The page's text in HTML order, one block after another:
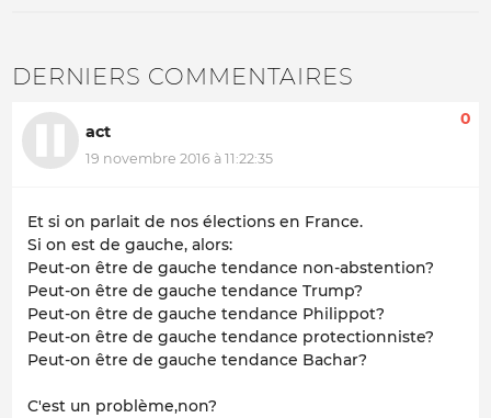
DERNIERS COMMENTAIRES
act
19 novembre 2016 à 11:22:35
0
Et si on parlait de nos élections en France.
Si on est de gauche, alors:
Peut-on être de gauche tendance non-abstention?
Peut-on être de gauche tendance Trump?
Peut-on être de gauche tendance Philippot?
Peut-on être de gauche tendance protectionniste?
Peut-on être de gauche tendance Bachar?
C'est un problème,non?